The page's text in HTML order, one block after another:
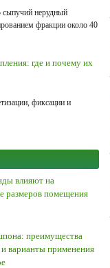
сыпучий нерудный
фракции около 40
где и почему их
фиксации и
влияют на
размеров помещения
преимущества
и варианты применения